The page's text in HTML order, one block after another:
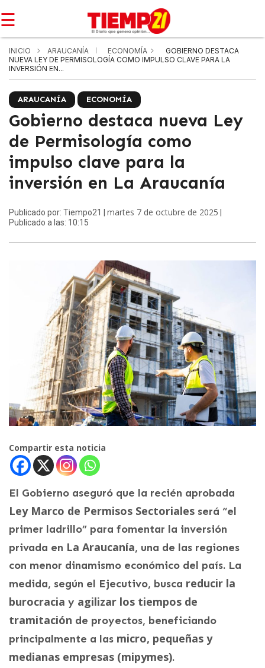
☰
INICIO ARAUCANÍA ECONOMÍA
GOBIERNO DESTACA
NUEVA LEY DE PERMISOLOGÍA COMO IMPULSO CLAVE PARA LA
INVERSIÓN EN...
ARAUCANÍA ECONOMÍA
Gobierno destaca nueva Ley
de Permisología como
impulso clave para la
inversión en La Araucanía
Publicado por: Tiempo21 | martes 7 de octubre de 2025
Publicado a las: 10:15
Compartir esta noticia
El Gobierno aseguró que la recién aprobada
Ley Marco de Permisos Sectoriales será “el
primer ladrillo” para fomentar la inversión
privada en La Araucanía, una de las regiones
con menor dinamismo económico del país. La
medida, según el Ejecutivo, busca reducir la
burocracia y agilizar los tiempos de
tramitación de proyectos, beneficiando
principalmente a las micro, pequeñas y
medianas empresas (mipymes).